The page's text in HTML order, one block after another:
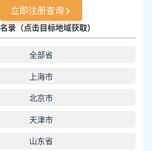
立即注册查询
录（点击目标地域获取）
全部省
上海市
北京市
天津市
山东省